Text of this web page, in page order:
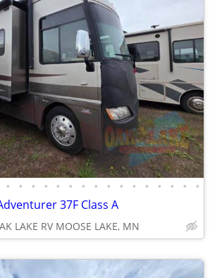
• • • • • • • • • • • • • • • •
37F Class A
LAKE RV MOOSE LAKE, MN